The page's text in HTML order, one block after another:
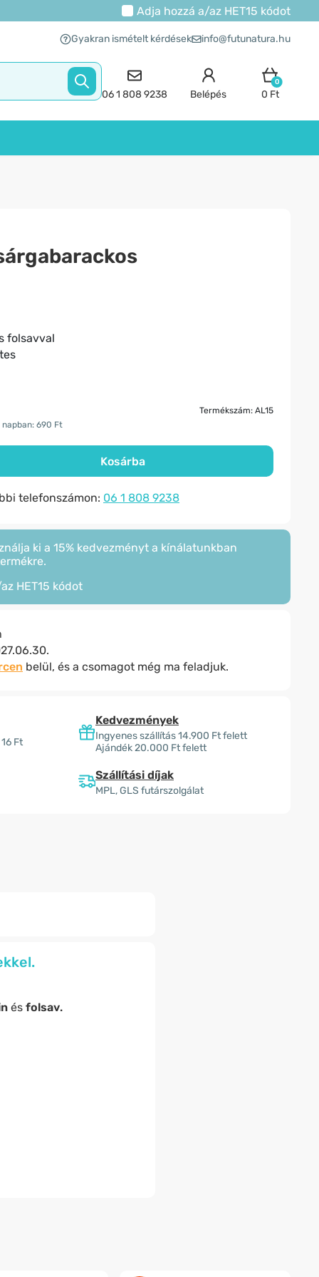
Adja hozzá a/az HET15 kódot
Gyakran ismételt kérdések info@futunatura.hu
06 1 808 9238 Belépés
0
0 Ft
folsavval
Termékszám: AL15
690 Ft
Kosárba
telefonszámon: 06 1 808 9238
ki a 15% kedvezményt a kínálatunkban
HET15 kódot
belül, és a csomagot még ma feladjuk.
Ft
Kedvezmények
Ingyenes szállítás 14.900 Ft felett
Ajándék 20.000 Ft felett
Szállítási díjak
MPL, GLS futárszolgálat
ésfolsav.